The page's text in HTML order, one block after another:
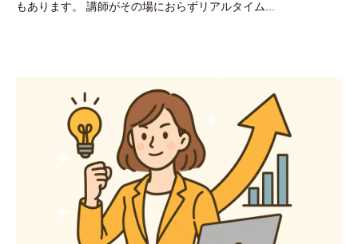
もあります。 講師がその場におらずリアルタイム...